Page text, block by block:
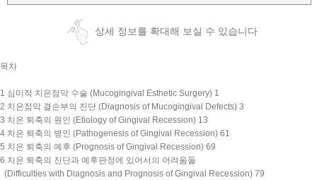
상세 정보를 확대해 보실 수 있습니다
목차
1 심미적 치은점막 수술 (Mucogingival Esthetic Surgery) 1
2 치은점막 결손부의 진단 (Diagnosis of Mucogingival Defects) 3
3 치은 퇴축의 원인 (Etiology of Gingival Recession) 13
4 치은 퇴축의 병인 (Pathogenesis of Gingival Recession) 61
5 치은 퇴축의 예후 (Prognosis of Gingival Recession) 69
6 치은 퇴축의 진단과 예후판정에 있어서의 어려움들
(Difficulties with Diagnosis and Prognosis of Gingival Recession) 79